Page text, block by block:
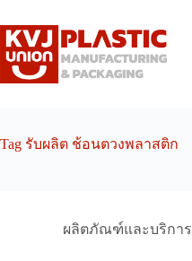
to
content
Tag รับผลิต ช้อนตวงพลาสติก
ผลิตภัณฑ์และบริการ